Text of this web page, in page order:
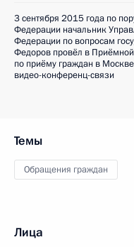
3 сентября 2015 года по
Федерации начальник
Федерации по вопросам
Федоров провёл в
по приёму граждан в
видео-конференц-связи
Темы
Обращения граждан
Лица